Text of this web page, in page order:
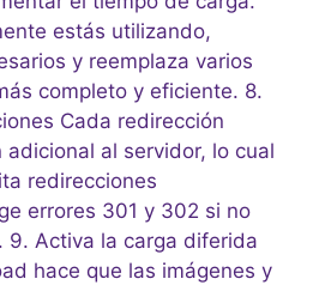
estás utilizando,
y reemplaza varios
completo y eficiente. 8.
Cada redirección
al servidor, lo cual
redirecciones
errores 301 y 302 si no
9. Activa la carga diferida
hace que las imágenes y